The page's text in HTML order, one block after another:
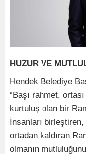
HUZUR VE
Hendek Belediye
“Başı rahmet,
kurtuluş olan bir
İnsanları birleştiren,
ortadan kaldıran
olmanın